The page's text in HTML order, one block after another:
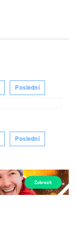
Poslední
Poslední